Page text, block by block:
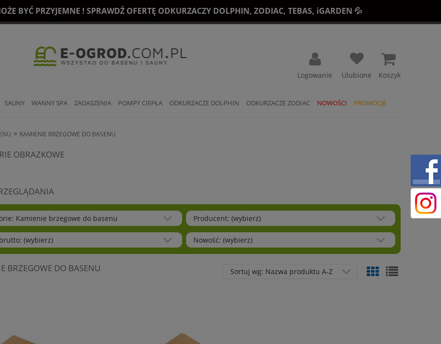
BYĆ PRZYJEMNE ! SPRAWDŹ OFERTĘ ODKURZACZY DOLPHIN, ZODIAC, TEBAS, iGARDEN 💦
Koszyk
SAUNY WANNY SPA ZADASZENIA POMPY CIEPŁA ODKURZACZE DOLPHIN ODKURZACZE ZODIAC NOWOŚCI PROMOCJE
» KAMIENIE BRZEGOWE DO BASENU
OBRAZKOWE
Kamienie brzegowe do basenu Producent: (wybierz)
(wybierz) Nowość: (wybierz)
BRZEGOWE DO BASENU Sortuj wg: Nazwa produktu A-Z